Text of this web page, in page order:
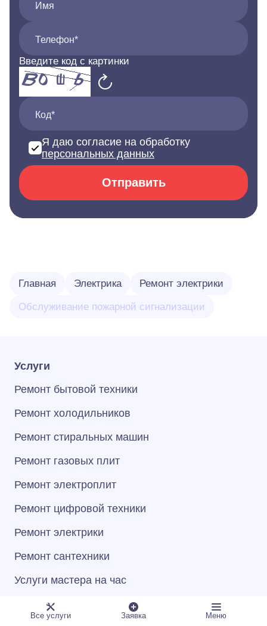
Имя
Телефон*
Введите код с картинки
Код*
Я даю согласие на обработку
персональных данных
Отправить
Главная Электрика Ремонт электрики
Обслуживание пожарной сигнализации
Услуги
Ремонт бытовой техники
Ремонт холодильников
Ремонт стиральных машин
Ремонт газовых плит
Ремонт электроплит
Ремонт цифровой техники
Ремонт электрики
Ремонт сантехники
Услуги мастера на час
Клиентам
Все услуги Заявка Меню